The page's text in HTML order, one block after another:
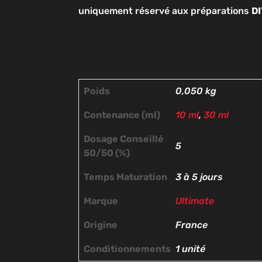
uniquement réservé aux préparations
Poids 0,050 kg
Contenance (ml) 10 ml,30 ml
Dosage Conseillé
50/50 (%)
5
Temps Maturation 3 à 5 jours
Marque Ultimate
Origine France
Conditionnements 1 unité